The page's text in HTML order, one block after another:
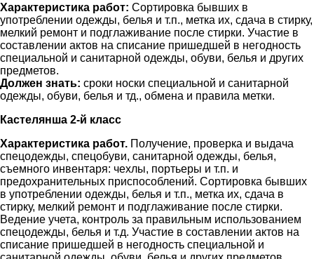
Характеристика работ: Сортировка бывших в
употреблении одежды, белья и т.п., метка их, сдача в стирку,
мелкий ремонт и подглаживание после стирки. Участие в
составлении актов на списание пришедшей в негодность
специальной и санитарной одежды, обуви, белья и других
предметов.
Должен знать: сроки носки специальной и санитарной
одежды, обуви, белья и тд., обмена и правила метки.
Кастелянша 2-й класс
Характеристика работ. Получение, проверка и выдача
спецодежды, спецобуви, санитарной одежды, белья,
съемного инвентаря: чехлы, портьеры и т.п. и
предохранительных приспособлений. Сортировка бывших
в употреблении одежды, белья и т.п., метка их, сдача в
стирку, мелкий ремонт и подглаживание после стирки.
Ведение учета, контроль за правильным использованием
спецодежды, белья и т.д. Участие в составлении актов на
списание пришедшей в негодность специальной и